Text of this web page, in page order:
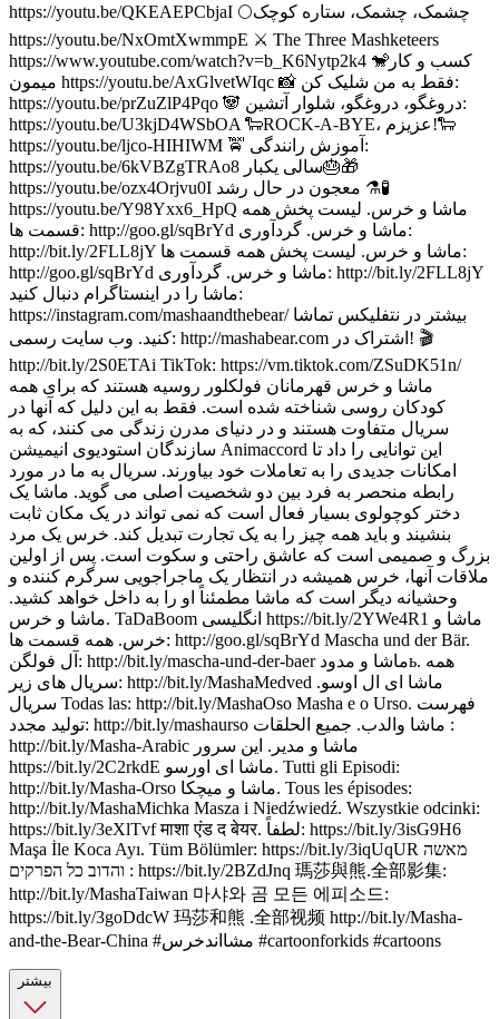
https://youtu.be/QKEAEPCbjaI 🌕چشمک، چشمک، ستاره کوچک
https://youtu.be/NxOmtXwmmpE ⚔ The Three Mashketeers
https://www.youtube.com/watch?v=b_K6Nytp2k4 🐒کسب و کار
میمون https://youtu.be/AxGlvetWIqc 📸 فقط به من شلیک کن:
https://youtu.be/prZuZlP4Pqo 🐼 دروغگو، دروغگو، شلوار آتشین:
https://youtu.be/U3kjD4WSbOA 🐑ROCK-A-BYE، عزیزم!🐑
https://youtu.be/ljco-HIHIWM 🚖 آموزش رانندگی:
https://youtu.be/6kVBZgTRAo8 سالی یکبار🎂🎁
https://youtu.be/ozx4Orjvu0I معجون در حال رشد ⚗🧪
https://youtu.be/Y98Yxx6_HpQ ماشا و خرس. لیست پخش همه
قسمت ها: http://goo.gl/sqBrYd ماشا و خرس. گردآوری:
http://bit.ly/2FLL8jY ماشا و خرس. لیست پخش همه قسمت ها:
http://goo.gl/sqBrYd ماشا و خرس. گردآوری: http://bit.ly/2FLL8jY
ماشا را در اینستاگرام دنبال کنید:
https://instagram.com/mashaandthebear/ بیشتر در نتفلیکس تماشا
کنید. وب سایت رسمی: http://mashabear.com اشتراک در! 🎬
http://bit.ly/2S0ETAi TikTok: https://vm.tiktok.com/ZSuDK51n/
ماشا و خرس قهرمانان فولکلور روسیه هستند که برای همه
کودکان روسی شناخته شده است. فقط به این دلیل که آنها در
سریال متفاوت هستند و در دنیای مدرن زندگی می کنند، که به
سازندگان استودیوی انیمیشن Animaccord این توانایی را داد تا
امکانات جدیدی را به تعاملات خود بیاورند. سریال به ما در مورد
رابطه منحصر به فرد بین دو شخصیت اصلی می گوید. ماشا یک
دختر کوچولوی بسیار فعال است که نمی تواند در یک مکان ثابت
بنشیند و باید همه چیز را به یک تجارت تبدیل کند. خرس یک مرد
بزرگ و صمیمی است که عاشق راحتی و سکوت است. پس از اولین
ملاقات آنها، خرس همیشه در انتظار یک ماجراجویی سرگرم کننده و
وحشیانه دیگر است که ماشا مطمئناً او را به داخل خواهد کشید.
ماشا و خرس. TaDaBoom انگلیسی https://bit.ly/2YWe4R1 ماشا و
خرس. همه قسمت ها: http://goo.gl/sqBrYd Mascha und der Bär.
آل فولگن: http://bit.ly/mascha-und-der-baer ماشا و مدودь. همه
سریال های زیر: http://bit.ly/MashaMedved ماشا ای ال اوسو.
سریال Todas las: http://bit.ly/MashaOso Masha e o Urso. فهرست
تولید مجدد: http://bit.ly/mashaurso ماشا والدب. جميع الحلقات :
http://bit.ly/Masha-Arabic ماشا و مدیر. این سرور
https://bit.ly/2C2rkdE ماشا ای اورسو. Tutti gli Episodi:
http://bit.ly/Masha-Orso ماشا و میچکا. Tous les épisodes:
http://bit.ly/MashaMichka Masza i Niedźwiedź. Wszystkie odcinki:
https://bit.ly/3eXlTvf माशा एंड द बेयर. لطفاً: https://bit.ly/3isG9H6
Maşa İle Koca Ayı. Tüm Bölümler: https://bit.ly/3iqUqUR מאשה
והדוב כל הפרקים : https://bit.ly/2BZdJnq 瑪莎與熊.全部影集:
http://bit.ly/MashaTaiwan 마샤와 곰 모든 에피소드:
https://bit.ly/3goDdcW 玛莎和熊 .全部视频 http://bit.ly/Masha-
and-the-Bear-China #مشااندخرس #cartoonforkids #cartoons
بیشتر